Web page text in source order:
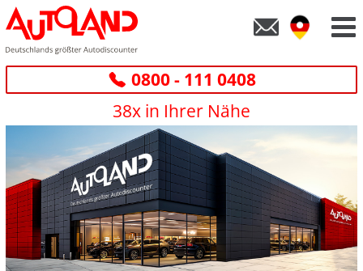
0800 - 111 0408
38x in Ihrer Nähe